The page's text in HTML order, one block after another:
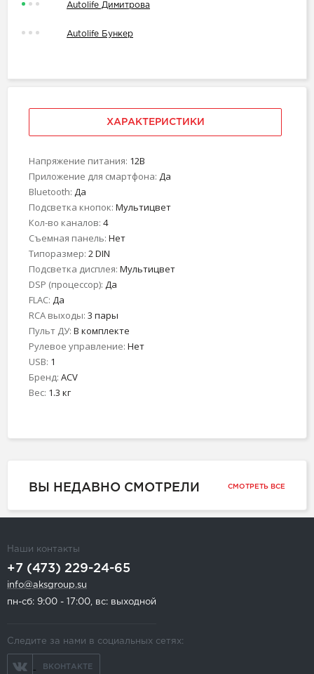
Autolife Димитрова
Autolife Бункер
ХАРАКТЕРИСТИКИ
Напряжение питания: 12В
Приложение для смартфона: Да
Bluetooth: Да
Подсветка кнопок: Мультицвет
Кол-во каналов: 4
Съемная панель: Нет
Типоразмер: 2 DIN
Подсветка дисплея: Мультицвет
DSP (процессор): Да
FLAC: Да
RCA выходы: 3 пары
Пульт ДУ: В комплекте
Рулевое управление: Нет
USB: 1
Бренд: ACV
Вес: 1.3 кг
ВЫ НЕДАВНО СМОТРЕЛИ СМОТРЕТЬ ВСЕ
Наши контакты
+7 (473) 229-24-65
info@aksgroup.su
пн-сб: 9:00 - 17:00, вс: выходной
Следите за нами в социальных сетях:
ВКОНТАКТЕ